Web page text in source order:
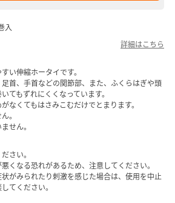
入
詳細はこちら
い伸縮ホータイです。
首、手首などの関節部、また、ふくらはぎや頭
てもずれにくくなっています。
なくてもはさみこむだけでとまります。
。
せん。
さい。
くなる恐れがあるため、注意してください。
がみられたり刺激を感じた場合は、使用を中止
てください。